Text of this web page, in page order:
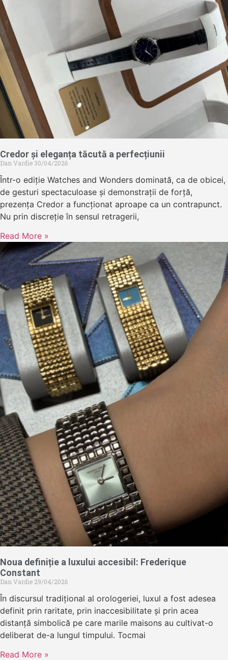
Credor și eleganța tăcută a perfecțiunii
Dan Vardie 30/04/2026
Într-o ediție Watches and Wonders dominată, ca de obicei,
de gesturi spectaculoase și demonstrații de forță,
prezența Credor a funcționat aproape ca un contrapunct.
Nu prin discreție în sensul retragerii,
Read More »
Noua definiție a luxului accesibil: Frederique
Constant
Dan Vardie 29/04/2026
În discursul tradițional al orologeriei, luxul a fost adesea
definit prin raritate, prin inaccesibilitate și prin acea
distanță simbolică pe care marile maisons au cultivat-o
deliberat de-a lungul timpului. Tocmai
Read More »